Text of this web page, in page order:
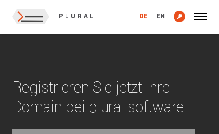
PLURAL DE EN
Registrieren Sie jetzt Ihre
Domain bei plural.software